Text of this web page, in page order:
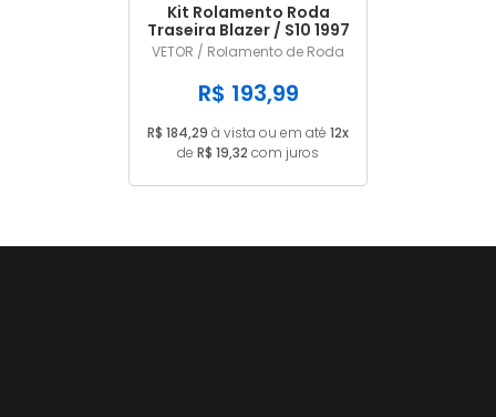
Kit Rolamento Roda
Traseira Blazer / S10 1997
A 2011 93277629
VETOR / Rolamento de Roda
R$ 193,99
R$ 184,29 à vista ou em até 12x
de R$ 19,32 com juros